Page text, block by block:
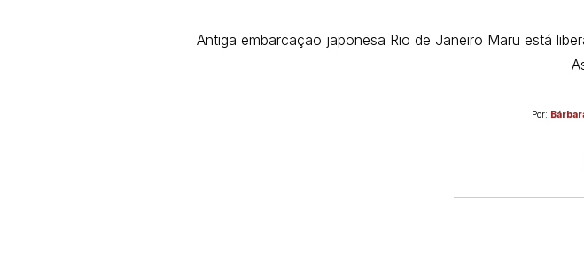
Antiga embarcação japonesa Rio de Janeiro Maru está
Por: